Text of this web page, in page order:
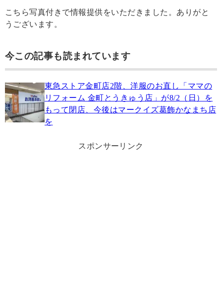
こちら写真付きで情報提供をいただきました。ありがと
うございます。
今この記事も読まれています
東急ストア金町店2階、洋服のお直し「ママの
リフォーム 金町とうきゅう店」が8/2（日）を
もって閉店、今後はマークイズ葛飾かなまち店
を
スポンサーリンク